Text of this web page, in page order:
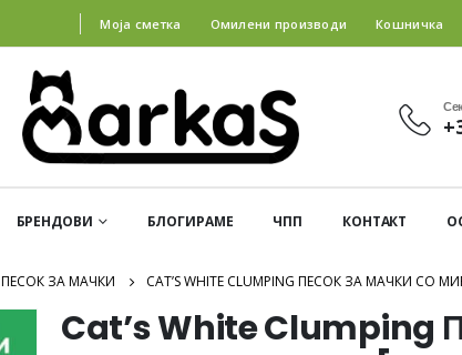
Моја сметка Омилени производи Кошничка
БРЕНДОВИ БЛОГИРАМЕ ЧПП КОНТАКТ
ПЕСОК ЗА МАЧКИ CAT’S WHITE CLUMPING ПЕСОК ЗА МАЧКИ СО
Cat’s White Clumping